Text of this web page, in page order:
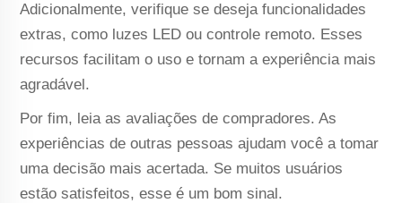
Adicionalmente, verifique se deseja funcionalidades
extras, como luzes LED ou controle remoto. Esses
recursos facilitam o uso e tornam a experiência mais
agradável.
Por fim, leia as avaliações de compradores. As
experiências de outras pessoas ajudam você a tomar
uma decisão mais acertada. Se muitos usuários
estão satisfeitos, esse é um bom sinal.